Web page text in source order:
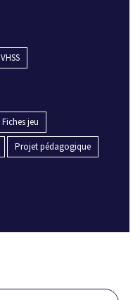
VHSS
Fiches jeu
Projet pédagogique